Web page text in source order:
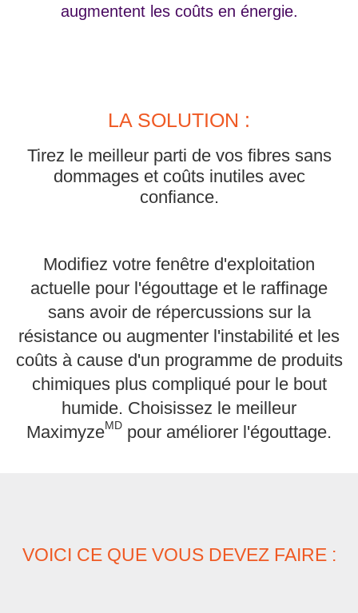
augmentent les coûts en énergie.
LA SOLUTION :
Tirez le meilleur parti de vos fibres sans
dommages et coûts inutiles avec
confiance.
Modifiez votre fenêtre d'exploitation
actuelle pour l'égouttage et le raffinage
sans avoir de répercussions sur la
résistance ou augmenter l'instabilité et les
coûts à cause d'un programme de produits
chimiques plus compliqué pour le bout
humide. Choisissez le meilleur
MaximyzeMD pour améliorer l'égouttage.
VOICI CE QUE VOUS DEVEZ FAIRE :